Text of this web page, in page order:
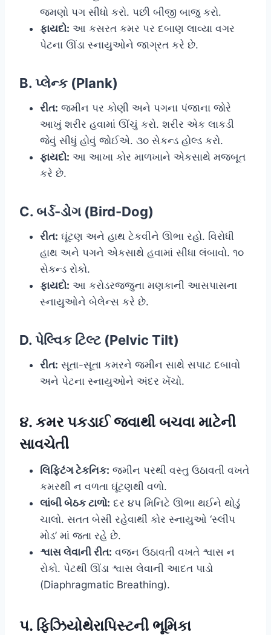
જમણો પગ સીધો કરો. પછી બીજી બાજુ કરો.
ફાયદો: આ કસરત કમર પર દબાણ લાવ્યા વગર
પેટના ઊંડા સ્નાયુઓને જાગ્રત કરે છે.
B. પ્લેન્ક (Plank)
રીત: જમીન પર કોણી અને પગના પંજાના જોરે
આખું શરીર હવામાં ઊંચું કરો. શરીર એક લાકડી
જેવું સીધું હોવું જોઈએ. ૩૦ સેકન્ડ હોલ્ડ કરો.
ફાયદો: આ આખા કોર માળખાને એકસાથે મજબૂત
કરે છે.
C. બર્ડ-ડોગ (Bird-Dog)
રીત: ઘૂંટણ અને હાથ ટેકવીને ઊભા રહો. વિરોધી
હાથ અને પગને એકસાથે હવામાં સીધા લંબાવો. ૧૦
સેકન્ડ રોકો.
ફાયદો: આ કરોડરજ્જુના મણકાની આસપાસના
સ્નાયુઓને બેલેન્સ કરે છે.
D. પેલ્વિક ટિલ્ટ (Pelvic Tilt)
રીત: સૂતા-સૂતા કમરને જમીન સાથે સપાટ દબાવો
અને પેટના સ્નાયુઓને અંદર ખેંચો.
૪. કમર પકડાઈ જવાથી બચવા માટેની
સાવચેતી
લિફ્ટિંગ ટેકનિક: જમીન પરથી વસ્તુ ઉઠાવતી વખતે
કમરથી ન વળતા ઘૂંટણથી વળો.
લાંબી બેઠક ટાળો: દર ૪૫ મિનિટે ઊભા થઈને થોડું
ચાલો. સતત બેસી રહેવાથી કોર સ્નાયુઓ ‘સ્લીપ
મોડ’ માં જતા રહે છે.
શ્વાસ લેવાની રીત: વજન ઉઠાવતી વખતે શ્વાસ ન
રોકો. પેટથી ઊંડા શ્વાસ લેવાની આદત પાડો
(Diaphragmatic Breathing).
૫. ફિઝિયોથેરાપિસ્ટની ભૂમિકા